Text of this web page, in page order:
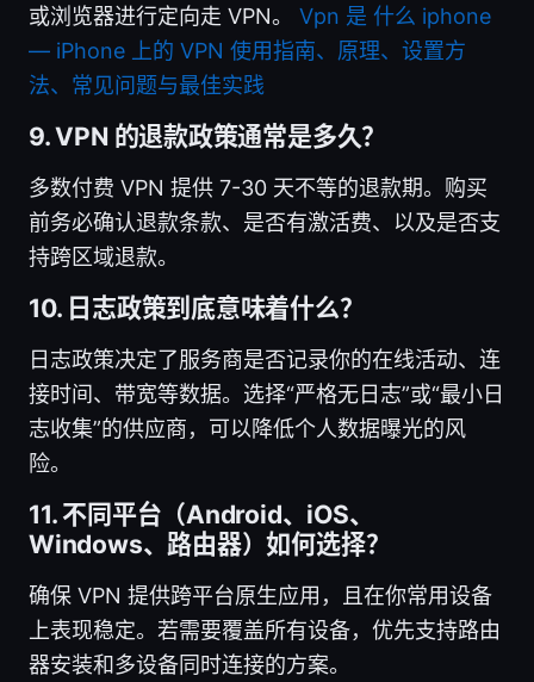
或浏览器进行定向走 VPN。 Vpn 是 什么 iphone
— iPhone 上的 VPN 使用指南、原理、设置方
法、常见问题与最佳实践
9. VPN 的退款政策通常是多久？
多数付费 VPN 提供 7-30 天不等的退款期。购买
前务必确认退款条款、是否有激活费、以及是否支
持跨区域退款。
10. 日志政策到底意味着什么？
日志政策决定了服务商是否记录你的在线活动、连
接时间、带宽等数据。选择“严格无日志”或“最小日
志收集”的供应商，可以降低个人数据曝光的风
险。
11. 不同平台（Android、iOS、
Windows、路由器）如何选择？
确保 VPN 提供跨平台原生应用，且在你常用设备
上表现稳定。若需要覆盖所有设备，优先支持路由
器安装和多设备同时连接的方案。